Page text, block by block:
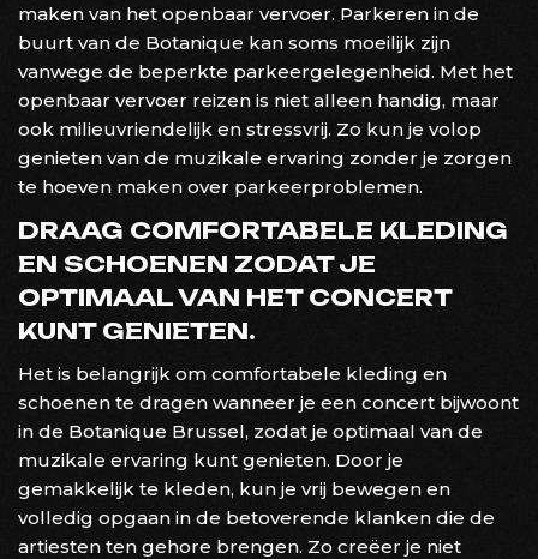
maken van het openbaar vervoer. Parkeren in de
buurt van de Botanique kan soms moeilijk zijn
vanwege de beperkte parkeergelegenheid. Met het
openbaar vervoer reizen is niet alleen handig, maar
ook milieuvriendelijk en stressvrij. Zo kun je volop
genieten van de muzikale ervaring zonder je zorgen
te hoeven maken over parkeerproblemen.
DRAAG COMFORTABELE KLEDING
EN SCHOENEN ZODAT JE
OPTIMAAL VAN HET CONCERT
KUNT GENIETEN.
Het is belangrijk om comfortabele kleding en
schoenen te dragen wanneer je een concert bijwoont
in de Botanique Brussel, zodat je optimaal van de
muzikale ervaring kunt genieten. Door je
gemakkelijk te kleden, kun je vrij bewegen en
volledig opgaan in de betoverende klanken die de
artiesten ten gehore brengen. Zo creëer je niet